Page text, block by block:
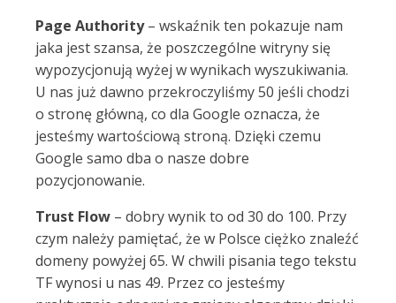
Page Authority– wskaźnik ten pokazuje nam
jaka jest szansa, że poszczególne witryny się
wypozycjonują wyżej w wynikach wyszukiwania.
U nas już dawno przekroczyliśmy 50 jeśli chodzi
o stronę główną, co dla Google oznacza, że
jesteśmy wartościową stroną. Dzięki czemu
Google samo dba o nasze dobre
pozycjonowanie.
Trust Flow – dobry wynik to od 30 do 100. Przy
czym należy pamiętać, że w Polsce ciężko znaleźć
domeny powyżej 65. W chwili pisania tego tekstu
TF wynosi u nas 49. Przez co jesteśmy